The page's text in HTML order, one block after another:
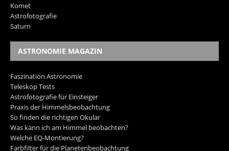
Komet
Astrofotografie
Saturn
ASTRONOMIE MAGAZIN
Faszination Astronomie
Teleskop Tests
Astrofotografie für Einsteiger
Praxis der Himmelsbeobachtung
So finden die richtigen Okular
Was kann ich am Himmel beobachten?
Welche EQ-Montierung?
Farbfilter für die Planetenbeobachtung